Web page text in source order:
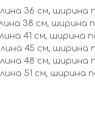
36 см, ширина
38 см, ширина
41 см, ширина
45 см, ширина
48 см, ширина
51 см, ширина